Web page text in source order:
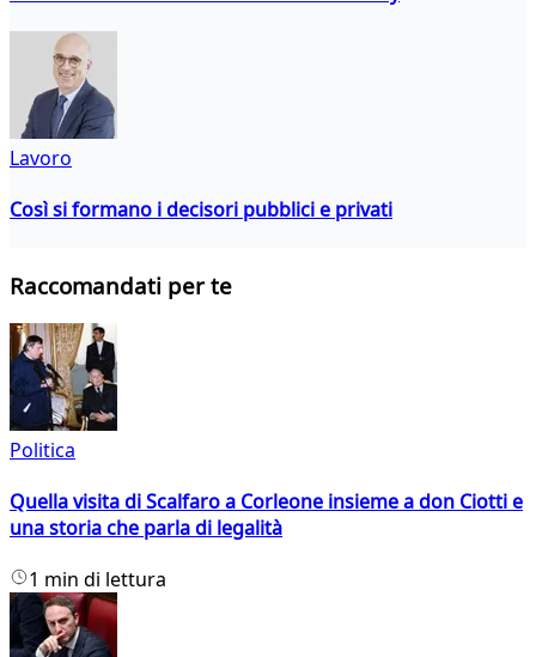
Lavoro
Così si formano i decisori pubblici e privati
Raccomandati per te
Politica
Quella visita di Scalfaro a Corleone insieme a don Ciotti e
una storia che parla di legalità
1 min di lettura